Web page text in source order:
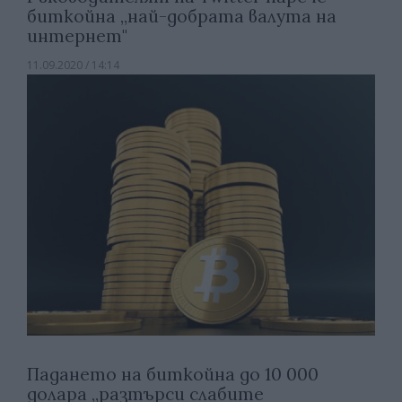
биткойна „най-добрата валута на
интернет"
11.09.2020 / 14:14
Падането на биткойна до 10 000
долара „разтърси слабите